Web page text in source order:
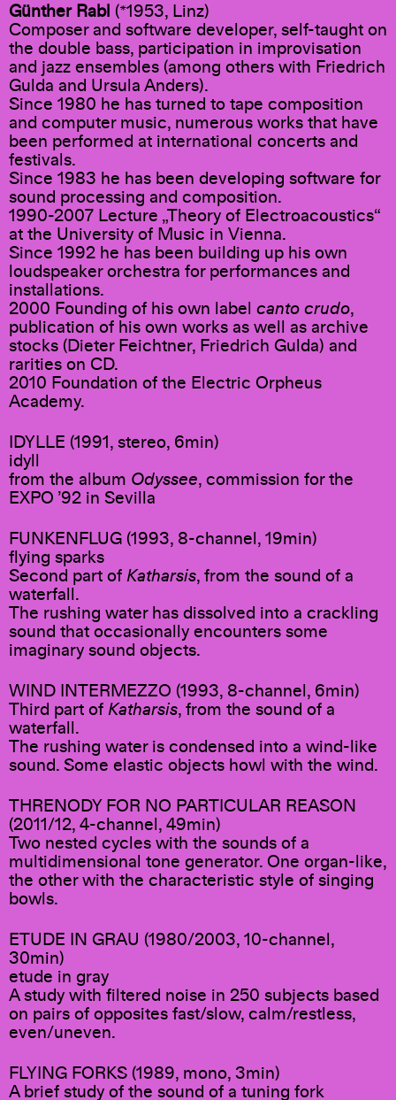
Günther Rabl (*1953, Linz)
Composer and software developer, self-taught on
the double bass, participation in improvisation
and jazz ensembles (among others with Friedrich
Gulda and Ursula Anders).
Since 1980 he has turned to tape composition
and computer music, numerous works that have
been performed at international concerts and
festivals.
Since 1983 he has been developing software for
sound processing and composition.
1990-2007 Lecture „Theory of Electroacoustics“
at the University of Music in Vienna.
Since 1992 he has been building up his own
loudspeaker orchestra for performances and
installations.
2000 Founding of his own label canto crudo,
publication of his own works as well as archive
stocks (Dieter Feichtner, Friedrich Gulda) and
rarities on CD.
2010 Foundation of the Electric Orpheus
Academy.
IDYLLE (1991, stereo, 6min)
idyll
from the album Odyssee, commission for the
EXPO ’92 in Sevilla
FUNKENFLUG (1993, 8-channel, 19min)
flying sparks
Second part of Katharsis, from the sound of a
waterfall.
The rushing water has dissolved into a crackling
sound that occasionally encounters some
imaginary sound objects.
WIND INTERMEZZO (1993, 8-channel, 6min)
Third part of Katharsis, from the sound of a
waterfall.
The rushing water is condensed into a wind-like
sound. Some elastic objects howl with the wind.
THRENODY FOR NO PARTICULAR REASON
(2011/12, 4-channel, 49min)
Two nested cycles with the sounds of a
multidimensional tone generator. One organ-like,
the other with the characteristic style of singing
bowls.
ETUDE IN GRAU (1980/2003, 10-channel,
30min)
etude in gray
A study with filtered noise in 250 subjects based
on pairs of opposites fast/slow, calm/restless,
even/uneven.
FLYING FORKS (1989, mono, 3min)
A brief study of the sound of a tuning fork